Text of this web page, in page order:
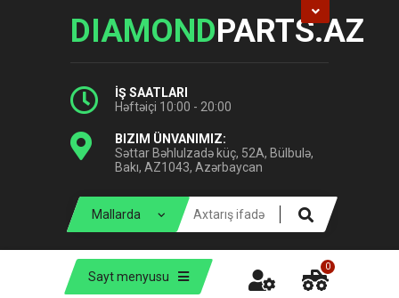
DIAMONDPARTS.AZ
İŞ SAATLARI
Həftəiçi 10:00 - 20:00
BIZIM ÜNVANIMIZ:
Səttar Bəhlulzadə küç, 52A, Bülbulə,
Bakı, AZ1043, Azərbaycan
Sayt menyusu
0